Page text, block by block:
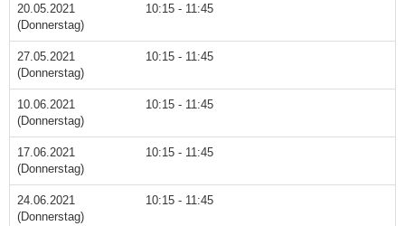
20.05.2021
(Donnerstag)
10:15 - 11:45
27.05.2021
(Donnerstag)
10:15 - 11:45
10.06.2021
(Donnerstag)
10:15 - 11:45
17.06.2021
(Donnerstag)
10:15 - 11:45
24.06.2021
(Donnerstag)
10:15 - 11:45